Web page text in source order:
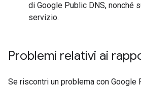
di Google Public DNS, nonché
servizio.
Problemi relativi ai
Se riscontri un problema con Google